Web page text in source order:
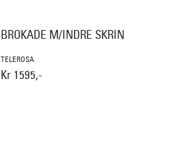
BROKADE M/INDRE SKRIN
TELEROSA
Kr 1595,-